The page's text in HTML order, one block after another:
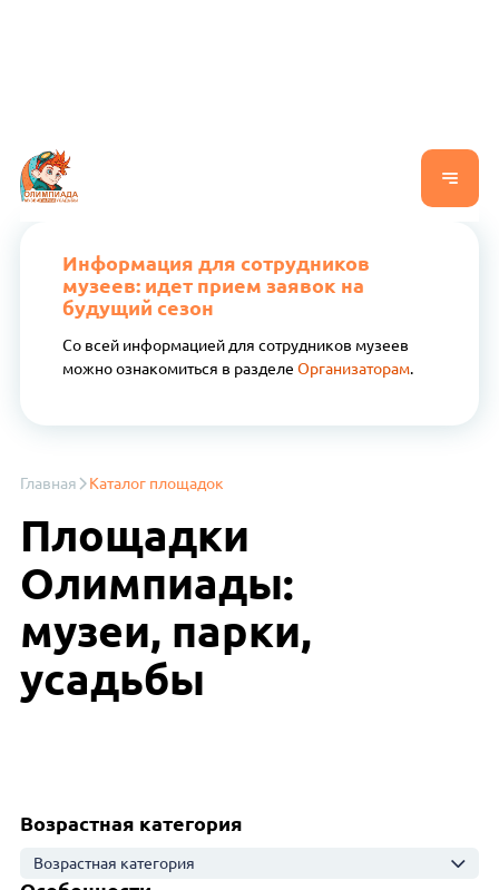
Информация для сотрудников
музеев: идет прием заявок на
будущий сезон
Со всей информацией для сотрудников музеев
можно ознакомиться в разделе Организаторам.
Главная Каталог площадок
Площадки
Олимпиады:
музеи, парки,
усадьбы
Возрастная категория
Возрастная категория